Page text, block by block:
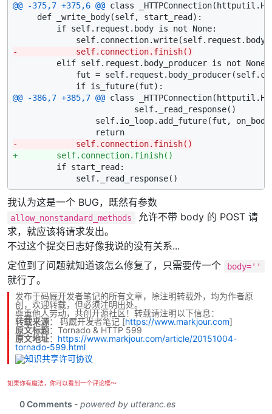
@@ -375,7 +375,6 @@ class
     def _write_body(self, start_read):
         if self.request.body is not None:
-            self.connection.finish()
         elif self.request.body_producer is not None:
fut =
@@ -386,7 +385,7 @@ class
                         self._read_response()
self.io_loop.add_future(fut,
-            self.connection.finish()
+        self.connection.finish()
         if start_read:
我认为这是一个 BUG，既然有参数
allow_nonstandard_methods
允许不带 body 的 POST 请
求，就应该将请求发出。
不过这个提交日志好像我说的没有关系...
定位到了问题就知道该怎么修复了，只需要传一个
body=''
就行了。
发布于码厩开发者笔记的所有文章，除注明转载外，均为作者原
创，欢迎转载，但必须注明出处。
尊重他人劳动，共创开源社区！转载请注明以下信息：
转载来源： 码厩开发者笔记 [https://www.markjour.com]
原文标题：Tornado & HTTP 599
原文地址： https://www.markjour.com/article/20151004-
tornado-599.html
如果你有魔法，你可以看到一个评论框～